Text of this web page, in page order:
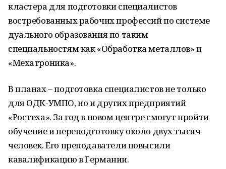
кластера для подготовки специалистов
востребованных рабочих профессий по системе
дуального образования по таким
специальностям как «Обработка металлов» и
«Мехатроника».
В планах – подготовка специалистов не только
для ОДК-УМПО, но и других предприятий
«Ростеха». За год в новом центре смогут пройти
обучение и переподготовку около двух тысяч
человек. Его преподаватели повысили
кавалификацию в Германии.